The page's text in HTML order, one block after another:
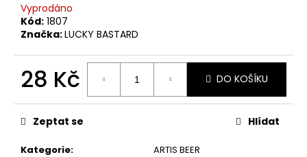
Vyprodáno
Kód: 1807
Značka:LUCKY BASTARD
28 Kč
cena:
DO KOŠÍKU
Kategorie:
ARTIS BEER
Zeptat se Hlídat
D
o
p
o
u
č
u